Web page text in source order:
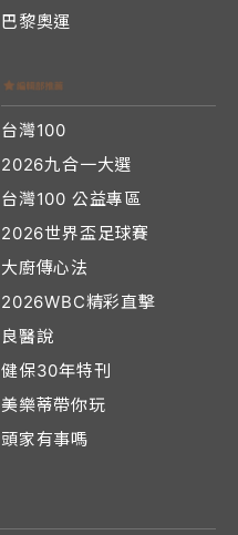
巴黎奧運
台灣100
2026九合一大選
台灣100 公益專區
2026世界盃足球賽
大廚傳心法
2026WBC精彩直擊
良醫說
健保30年特刊
美樂蒂帶你玩
頭家有事嗎